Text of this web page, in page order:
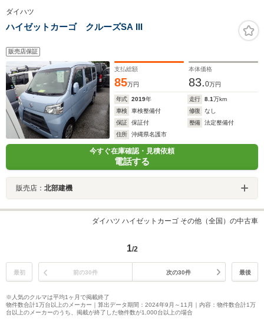
ダイハツ
ハイゼットカーゴ クルーズSA III
販売店保証
支払総額
85万円
本体価格
83.0万円
年式 2019年 走行 8.1万km
車検
車検整備付 修復
なし
保証
保証付 整備
法定整備付
住所
沖縄県名護市
今すぐ在庫確認・見積依頼
電話する
販売店： 北部建機
ダイハツ ハイゼットカーゴ その他（全国）の中古車
1/2
最初 前の30件 次の30件 最後
※人気のクルマは平均1ヶ月で掲載終了
物件数合計1万台以上のメーカー｜算出データ期間：2024年9月～11月｜内容：物件数合計1万
台以上のメーカーのうち、掲載が終了した物件数が1,000台以上の場合